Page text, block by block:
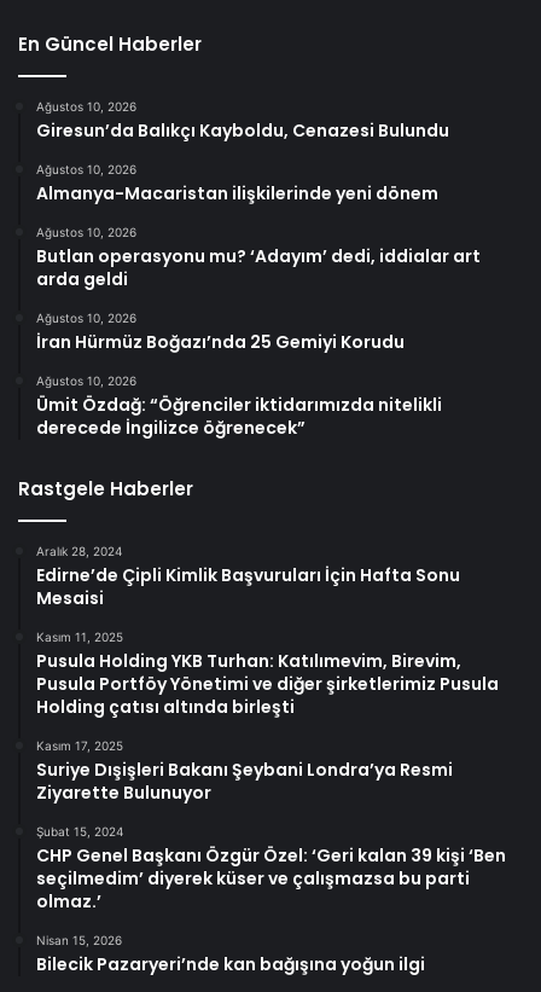
En Güncel Haberler
Ağustos 10, 2026
Giresun’da Balıkçı Kayboldu, Cenazesi Bulundu
Ağustos 10, 2026
Almanya-Macaristan ilişkilerinde yeni dönem
Ağustos 10, 2026
Butlan operasyonu mu? ‘Adayım’ dedi, iddialar art
arda geldi
Ağustos 10, 2026
İran Hürmüz Boğazı’nda 25 Gemiyi Korudu
Ağustos 10, 2026
Ümit Özdağ: “Öğrenciler iktidarımızda nitelikli
derecede İngilizce öğrenecek”
Rastgele Haberler
Aralık 28, 2024
Edirne’de Çipli Kimlik Başvuruları İçin Hafta Sonu
Mesaisi
Kasım 11, 2025
Pusula Holding YKB Turhan: Katılımevim, Birevim,
Pusula Portföy Yönetimi ve diğer şirketlerimiz Pusula
Holding çatısı altında birleşti
Kasım 17, 2025
Suriye Dışişleri Bakanı Şeybani Londra’ya Resmi
Ziyarette Bulunuyor
Şubat 15, 2024
CHP Genel Başkanı Özgür Özel: ‘Geri kalan 39 kişi ‘Ben
seçilmedim’ diyerek küser ve çalışmazsa bu parti
olmaz.’
Nisan 15, 2026
Bilecik Pazaryeri’nde kan bağışına yoğun ilgi